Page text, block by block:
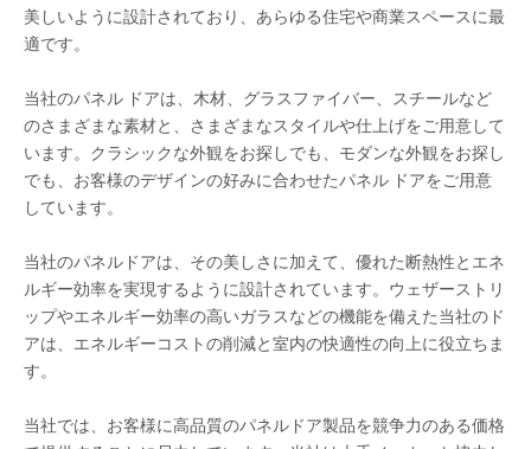
美しいように設計されており、あらゆる住宅や商業スペースに最
適です。
当社のパネル ドアは、木材、グラスファイバー、スチールなど
のさまざまな素材と、さまざまなスタイルや仕上げをご用意して
います。クラシックな外観をお探しでも、モダンな外観をお探し
でも、お客様のデザインの好みに合わせたパネル ドアをご用意
しています。
当社のパネルドアは、その美しさに加えて、優れた断熱性とエネ
ルギー効率を実現するように設計されています。ウェザーストリ
ップやエネルギー効率の高いガラスなどの機能を備えた当社のド
アは、エネルギーコストの削減と室内の快適性の向上に役立ちま
す。
当社では、お客様に高品質のパネルドア製品を競争力のある価格